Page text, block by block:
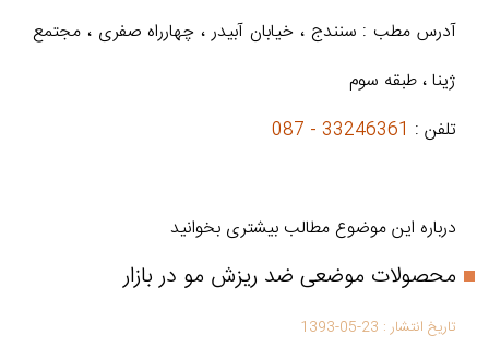
آدرس مطب : سنندج ، خیابان آبیدر ، چهارراه صفری ، مجتمع
ژینا ، طبقه سوم
تلفن : 33246361 - 087
درباره این موضوع مطالب بیشتری بخوانید
محصولات موضعی ضد ریزش مو در بازار
تاریخ انتشار : 1393-05-23